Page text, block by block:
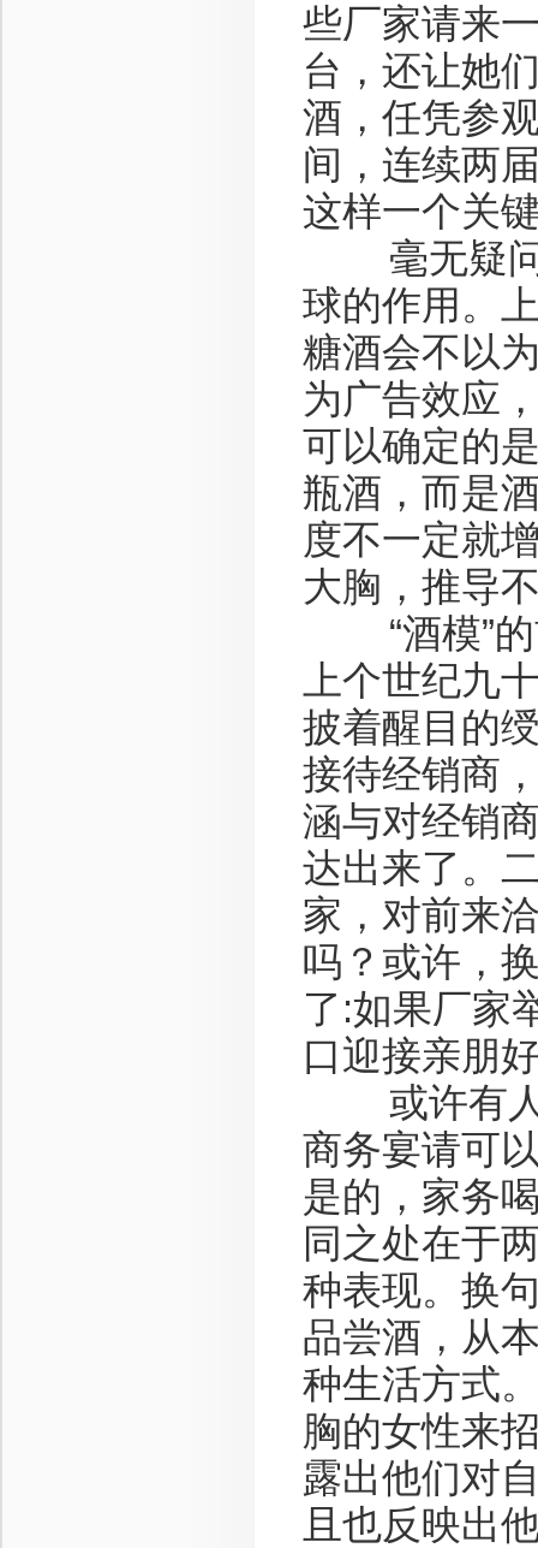
些厂家请来
台，还让她
酒，任凭参
间，连续两
这样一个关
毫无疑问
球的作用。
糖酒会不以
为广告效应
可以确定的
瓶酒，而是
度不一定就
大胸，推导
“酒模”的
上个世纪九
披着醒目的
接待经销商
涵与对经销
达出来了。
家，对前来
吗？或许，
了:如果厂家
口迎接亲朋
或许有人
商务宴请可
是的，家务
同之处在于
种表现。换
品尝酒，从
种生活方式
胸的女性来
露出他们对
且也反映出